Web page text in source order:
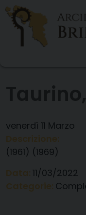
Skip
content
venerdì 11 Marzo
(1961) (1969)
11/03/2022